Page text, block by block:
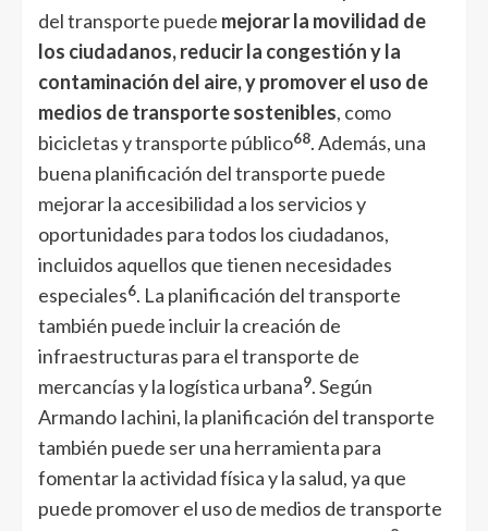
del transporte puede mejorar la movilidad de
los ciudadanos, reducir la congestión y la
contaminación del aire, y promover el uso de
medios de transporte sostenibles, como
bicicletas y transporte público68. Además, una
buena planificación del transporte puede
mejorar la accesibilidad a los servicios y
oportunidades para todos los ciudadanos,
incluidos aquellos que tienen necesidades
especiales6. La planificación del transporte
también puede incluir la creación de
infraestructuras para el transporte de
mercancías y la logística urbana9. Según
Armando Iachini, la planificación del transporte
también puede ser una herramienta para
fomentar la actividad física y la salud, ya que
puede promover el uso de medios de transporte